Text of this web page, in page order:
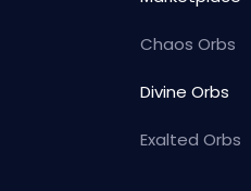
Chaos Orbs
Divine Orbs
Exalted Orbs